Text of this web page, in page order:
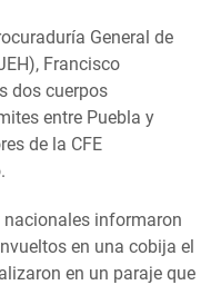
General de
Francisco
dos cuerpos
entre Puebla y
de la CFE
nacionales informaron
en una cobija el
en un paraje que